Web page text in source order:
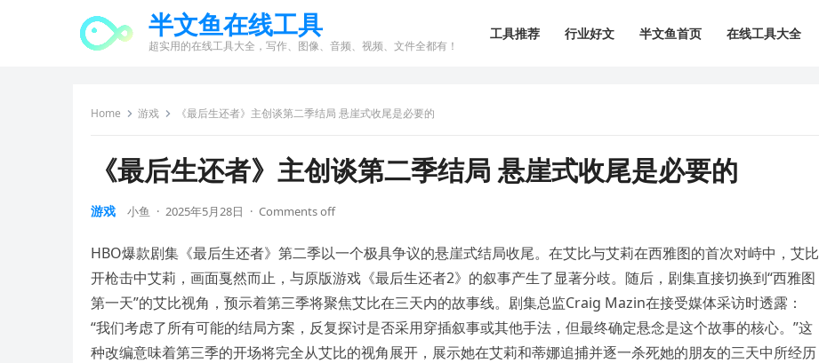
半文鱼在线工具
超实用的在线工具大全，写作、图像、音频、视频、文件全都有！
工具推荐 行业好文 半文鱼首页 在线工具大全
Home 游戏 《最后生还者》主创谈第二季结局 悬崖式收尾是必要的
《最后生还者》主创谈第二季结局 悬崖式收尾是必要的
游戏 小鱼 · 2025年5月28日 · Comments off
HBO爆款剧集《最后生还者》第二季以一个极具争议的悬崖式结局收尾。在艾比与艾莉在西雅图的首次对峙中，艾比
开枪击中艾莉，画面戛然而止，与原版游戏《最后生还者2》的叙事产生了显著分歧。随后，剧集直接切换到“西雅图
第一天”的艾比视角，预示着第三季将聚焦艾比在三天内的故事线。剧集总监Craig Mazin在接受媒体采访时透露：
“我们考虑了所有可能的结局方案，反复探讨是否采用穿插叙事或其他手法，但最终确定悬念是这个故事的核心。”这
种改编意味着第三季的开场将完全从艾比的视角展开，展示她在艾莉和蒂娜追捕并逐一杀死她的朋友的三天中所经历